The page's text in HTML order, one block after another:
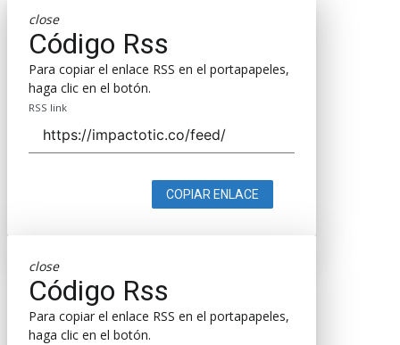
close
Código Rss
Para copiar el enlace RSS en el portapapeles,
haga clic en el botón.
RSS link
COPIAR ENLACE
close
Código Rss
Para copiar el enlace RSS en el portapapeles,
haga clic en el botón.